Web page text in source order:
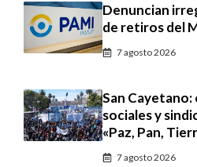
Denuncian
de retiros del
7 agosto 2026
San
sociales y
«Paz, Pan,
7 agosto 2026